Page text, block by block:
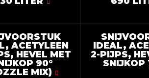
ACETYLEEN
HEVEL MET
90°
MIX)
IDEAL,
2-PIJPS,
SNIJKOP